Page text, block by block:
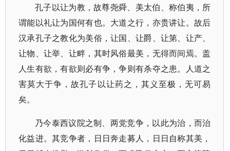
孔子以让为教，故尊尧舜、美太伯、称伯夷，所
谓能以礼让为国何有也。大道之行，亦贵讲让。故后
汉承孔子之教化为美俗，让国、让爵、让第、让产、
让物、让举、让畔，其时风俗最美，无得而间焉。盖
人生有欲，有欲则必有争，争则有杀夺之患。人道之
害莫大于争，故孔子以让药之，其义至极，无可易
矣。
乃今泰西议院之制、两党竞争，以此为治，而治
化益进。其竞争者，日日奔走募人，日日自称其美，